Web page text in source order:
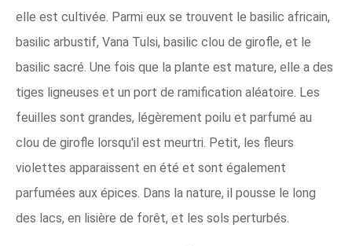
elle est cultivée. Parmi eux se trouvent le basilic africain,
basilic arbustif, Vana Tulsi, basilic clou de girofle, et le
basilic sacré. Une fois que la plante est mature, elle a des
tiges ligneuses et un port de ramification aléatoire. Les
feuilles sont grandes, légèrement poilu et parfumé au
clou de girofle lorsqu'il est meurtri. Petit, les fleurs
violettes apparaissent en été et sont également
parfumées aux épices. Dans la nature, il pousse le long
des lacs, en lisière de forêt, et les sols perturbés.